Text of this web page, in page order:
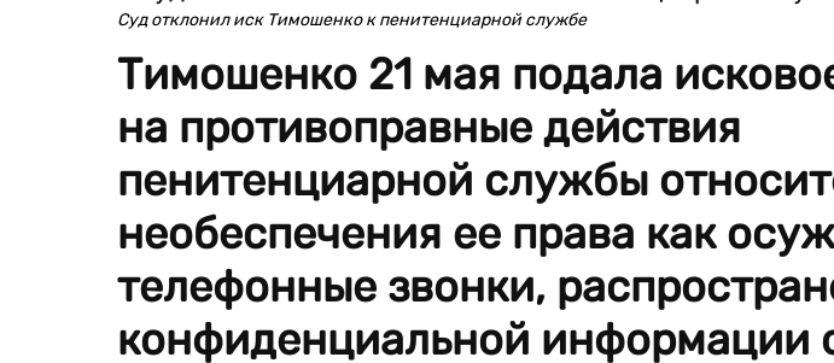
Суд отклонил иск Тимошенко к пенитенциарной службе
Тимошенко 21 мая подала
на противоправные действия
пенитенциарной службы
необеспечения ее права как
телефонные звонки,
конфиденциальной информации